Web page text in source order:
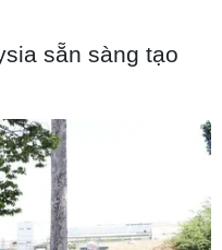
sẵn sàng tạo